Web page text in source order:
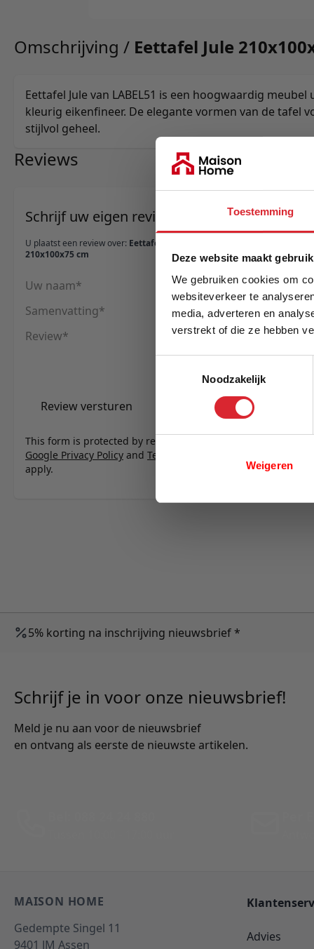
Toestemming
Deze website maakt
We gebruiken cookies om
websiteverkeer te
media, adverteren en
verstrekt of die ze hebben
Noodzakelijk
Weigeren
Omschrijving / Eettafel Jule
Eettafel Jule van LABEL51 is een hoogwaardig
kleurig eikenfineer. De elegante vormen van de tafel
stijlvol geheel.
Reviews
Schrijf uw eigen review
U plaatst een review over: Eettafel Jule
210x100x75 cm
Uw naam
Samenvatting
Review
Review versturen
This form is protected by reCAPTCHA - the
Google Privacy Policy and Terms of Service
apply.
5% korting na inschrijving nieuwsbrief *
Schrijf je in voor onze nieuwsbrief!
Meld je nu aan voor de nieuwsbrief
en ontvang als eerste de nieuwste artikelen.
MAISON HOME
Gedempte Singel 11
9401 JM Assen
Advies